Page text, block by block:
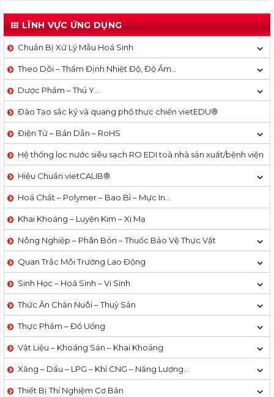
LĨNH VỰC ỨNG DỤNG
Chuẩn Bị Xử Lý Mẫu Hoá Sinh
Theo Dõi – Thẩm Định Nhiệt Độ, Độ Ẩm…
Dược Phẩm – Thú Y…
Đào Tạo sắc ký và quang phổ thực chiến vietEDU®
Điện Tử – Bán Dẫn – RoHS
Hệ thống lọc nước siêu sạch RO EDI​​ toà nhà sản xuất/bệnh viện
Hiệu Chuẩn vietCALIB®
Hoá Chất – Polymer – Bao Bì – Mực In…
Khai Khoáng – Luyện Kim – Xi Mạ
Nông Nghiệp – Phân Bón – Thuốc Bảo Vệ Thực Vật
Quan Trắc Môi Trường Lao Động
Sinh Học – Hoá Sinh – Vi Sinh
Thức Ăn Chăn Nuôi – Thuỷ Sản
Thực Phẩm – Đồ Uống
Vật Liệu – Khoáng Sản – Khai Khoáng
Xăng – Dầu – LPG – Khí CNG – Năng Lượng…
Thiết Bị Thí Nghiệm Cơ Bản